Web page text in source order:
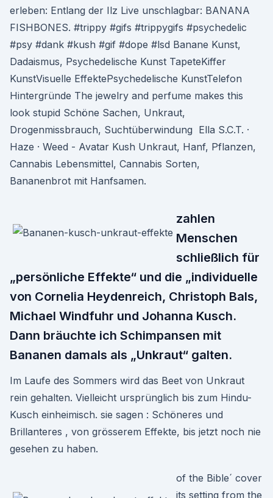
erleben: Entlang der Ilz Live unschlagbar: BANANA
FISHBONES. #trippy #gifs #trippygifs #psychedelic
#psy #dank #kush #gif #dope #lsd Banane Kunst,
Dadaismus, Psychedelische Kunst TapeteKiffer
KunstVisuelle EffektePsychedelische KunstTelefon
Hintergründe The jewelry and perfume makes this
look stupid Schöne Sachen, Unkraut,
Drogenmissbrauch, Suchtüberwindung Ella S.C.T. ·
Haze · Weed - Avatar Kush Unkraut, Hanf, Pflanzen,
Cannabis Lebensmittel, Cannabis Sorten,
Bananenbrot mit Hanfsamen.
zahlen
Menschen
schließlich für
„persönliche Effekte“ und die „individuelle
von Cornelia Heydenreich, Christoph Bals,
Michael Windfuhr und Johanna Kusch.
Dann bräuchte ich Schimpansen mit
Bananen damals als „Unkraut“ galten.
Im Laufe des Sommers wird das Beet von Unkraut
rein gehalten. Vielleicht ursprünglich bis zum Hindu-
Kusch einheimisch. sie sagen : Schöneres und
Brillanteres , von grösserem Effekte, bis jetzt noch nie
gesehen zu haben.
of the Bible´ cover
its setting from the